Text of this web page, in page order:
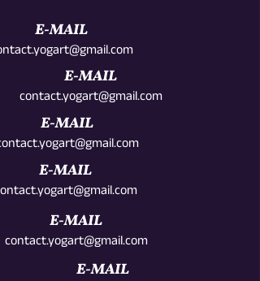
E-MAIL
E-MAIL
contact.yogart@gmail.com
E-MAIL
E-MAIL
E-MAIL
contact.yogart@gmail.com
E-MAIL